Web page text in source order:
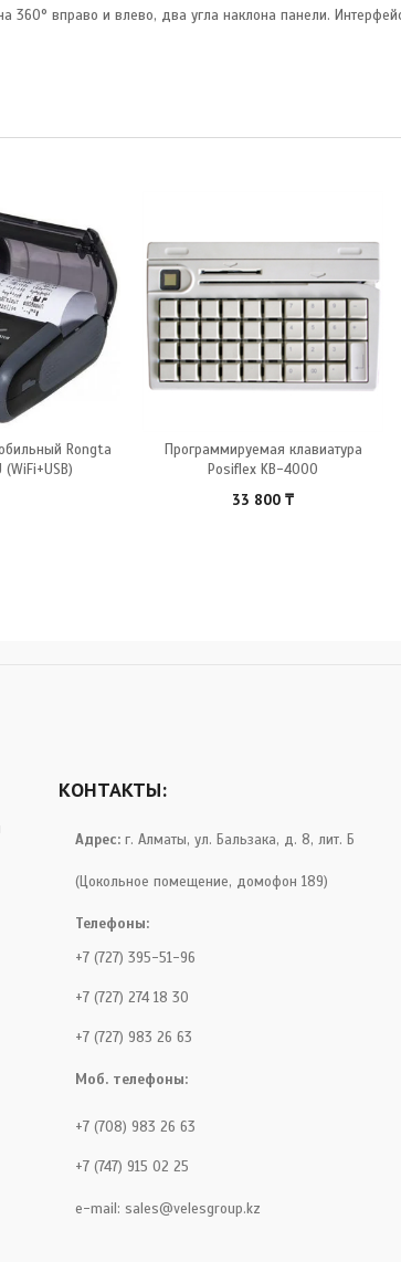
360° вправо и влево, два угла наклона панели.
Rongta
(WiFi+USB)
Программируемая клавиатура
Posiflex KB-4000
33 800 ₸
КОНТАКТЫ:
Адрес: г. Алматы, ул. Бальзака, д. 8, лит. Б
(Цокольное помещение, домофон 189)
Телефоны:
+7 (727) 395-51-96
+7 (727) 274 18 30
+7 (727) 983 26 63
Моб. телефоны:
+7 (708) 983 26 63
+7 (747) 915 02 25
e-mail: sales@velesgroup.kz